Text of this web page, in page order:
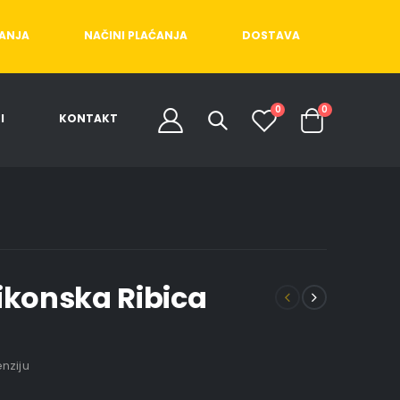
NAČINI PLAĆANJA DOSTAVA
KONTAKT
0 0
Ribica